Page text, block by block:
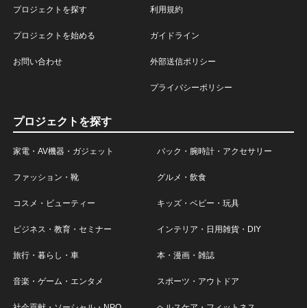
プロジェクトを探す
プロジェクトを始める
お問い合わせ
利用規約
ガイドライン
外部送信ポリシー
プライバシーポリシー
プロジェクトを探す
家電・AV機器・ガジェット バック・腕時計・アクセサリー
ファッション・靴 グルメ・飲食
コスメ・ビューティー キッズ・ベビー・玩具
ビジネス・教育・セミナー インテリア・日用雑貨・DIY
旅行・暮らし・車 本・漫画・雑誌
音楽・ゲーム・エンタメ スポーツ・アウトドア